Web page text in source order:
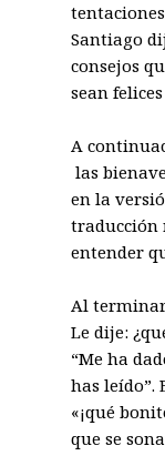
Santiago
consejos
sean
A
las
en la
traducción
entender
Al
Le dije:
“Me ha
has leído”.
«¡qué
que se